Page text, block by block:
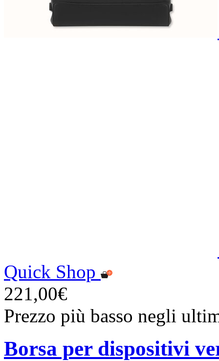
Quick Shop
221,00€
Prezzo più basso negli
Borsa per dispositivi